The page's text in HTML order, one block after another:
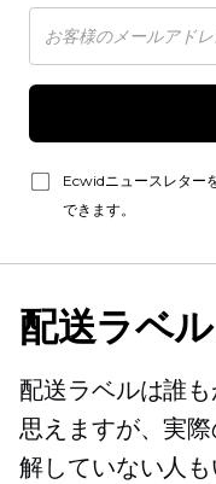
Ecwidニュースレター
できます。
配送ラベ
配送ラベルは誰
思えますが、実
解していない人